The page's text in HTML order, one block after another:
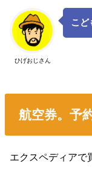
ひげおじさん
こど
航空券。予
エクスペディアで